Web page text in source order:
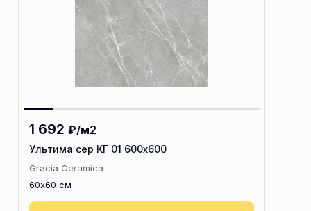
1 692 ₽/м2
Ультима сер КГ 01 600х600
Gracia Ceramica
60x60 см